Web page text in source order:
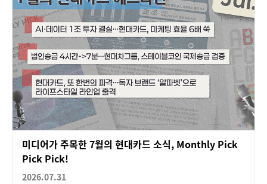
미디어가 주목한 7월의 현대카드 소식, Monthly Pick
Pick Pick!
2026.07.31